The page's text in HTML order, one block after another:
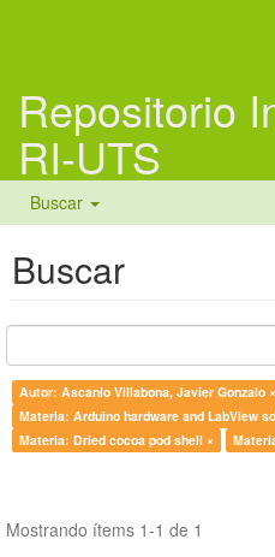
Repositorio
RI-UTS
Buscar
Buscar
Autor: Ascanio Villabona, Javier Gonzalo ×
Materia: Arduino hardware and LabView
Materia: Dried cocoa pod shell ×
Mostrando ítems 1-1 de 1